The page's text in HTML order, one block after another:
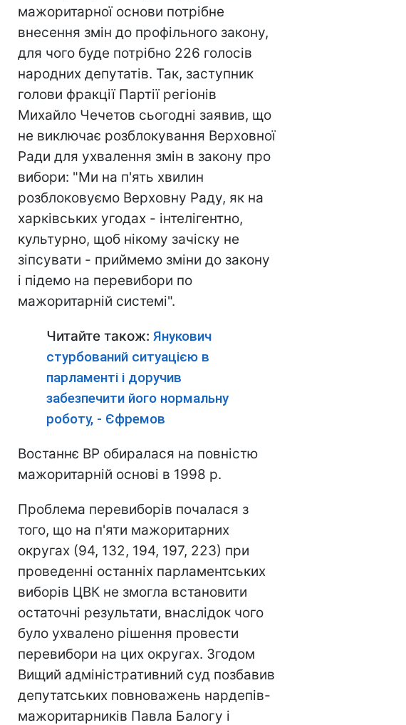
мажоритарної основи потрібне
внесення змін до профільного закону,
для чого буде потрібно 226 голосів
народних депутатів. Так, заступник
голови фракції Партії регіонів
Михайло Чечетов сьогодні заявив, що
не виключає розблокування Верховної
Ради для ухвалення змін в закону про
вибори: "Ми на п'ять хвилин
розблоковуємо Верховну Раду, як на
харківських угодах - інтелігентно,
культурно, щоб нікому зачіску не
зіпсувати - приймемо зміни до закону
і підемо на перевибори по
мажоритарній системі".
Читайте також: Янукович
стурбований ситуацією в
парламенті і доручив
забезпечити його нормальну
роботу, - Єфремов
Востаннє ВР обиралася на повністю
мажоритарній основі в 1998 р.
Проблема перевиборів почалася з
того, що на п'яти мажоритарних
округах (94, 132, 194, 197, 223) при
проведенні останніх парламентських
виборів ЦВК не змогла встановити
остаточні результати, внаслідок чого
було ухвалено рішення провести
перевибори на цих округах. Згодом
Вищий адміністративний суд позбавив
депутатських повноважень нардепів-
мажоритарників Павла Балогу і